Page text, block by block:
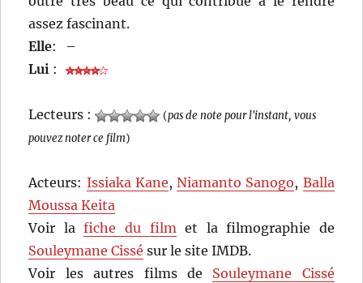
assez fascinant.
Elle:
–
Lui :
Lecteurs : (pas de note pour l'instant, vous
pouvez noter ce film)
Acteurs: Issiaka Kane,Niamanto Sanogo, Balla
Moussa Keita
Voir lafiche du filmet la filmographie de
Souleymane Cissé sur le site IMDB.
Voir les autres films de Souleymane Cissé